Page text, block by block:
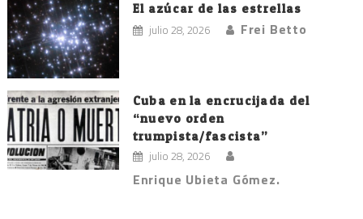
El azúcar de las estrellas
julio 28, 2026 Frei Betto
Cuba en la encrucijada del
“nuevo orden
trumpista/fascista”
julio 28, 2026
Enrique Ubieta Gómez.